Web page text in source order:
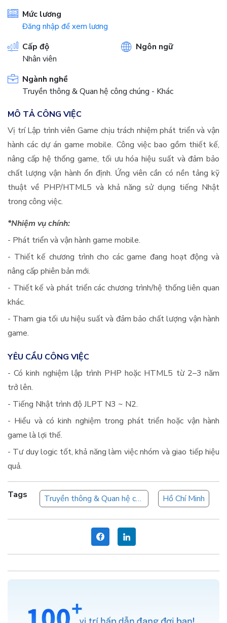
Mức lương
Đăng nhập để xem lương
Cấp độ
Nhân viên
Ngôn ngữ
Ngành nghề
Truyền thông & Quan hệ công chúng - Khác
MÔ TẢ CÔNG VIỆC
Vị trí Lập trình viên Game chịu trách nhiệm phát triển và vận
hành các dự án game mobile. Công việc bao gồm thiết kế,
nâng cấp hệ thống game, tối ưu hóa hiệu suất và đảm bảo
chất lượng vận hành ổn định. Ứng viên cần có nền tảng kỹ
thuật về PHP/HTML5 và khả năng sử dụng tiếng Nhật
trong công việc.
*Nhiệm vụ chính:
- Phát triển và vận hành game mobile.
- Thiết kế chương trình cho các game đang hoạt động và
nâng cấp phiên bản mới.
- Thiết kế và phát triển các chương trình/hệ thống liên quan
khác.
- Tham gia tối ưu hiệu suất và đảm bảo chất lượng vận hành
game.
YÊU CẦU CÔNG VIỆC
- Có kinh nghiệm lập trình PHP hoặc HTML5 từ 2–3 năm
trở lên.
- Tiếng Nhật trình độ JLPT N3 ~ N2.
- Hiểu và có kinh nghiệm trong phát triển hoặc vận hành
game là lợi thế.
- Tư duy logic tốt, khả năng làm việc nhóm và giao tiếp hiệu
quả.
Tags Truyền thông & Quan hệ công chúng Hồ Chí Minh